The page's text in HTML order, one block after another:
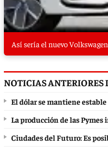
Así sería el nuevo
NOTICIAS ANTERIORES
El dólar se mantiene estable
La producción de las Pymes
Ciudades del Futuro: Es